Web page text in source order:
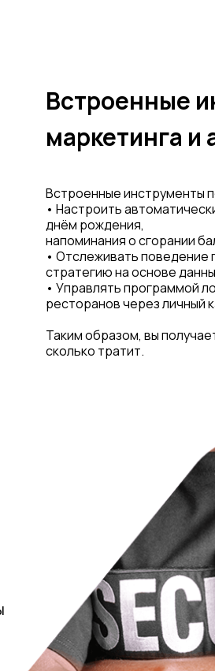
Встроенные
маркетинга и
Встроенные инструменты
• Настроить
днём рождения,
напоминания о сгорании
• Отслеживать поведение
стратегию на основе
• Управлять программой
ресторанов через личный
Таким образом, вы
сколько тратит.